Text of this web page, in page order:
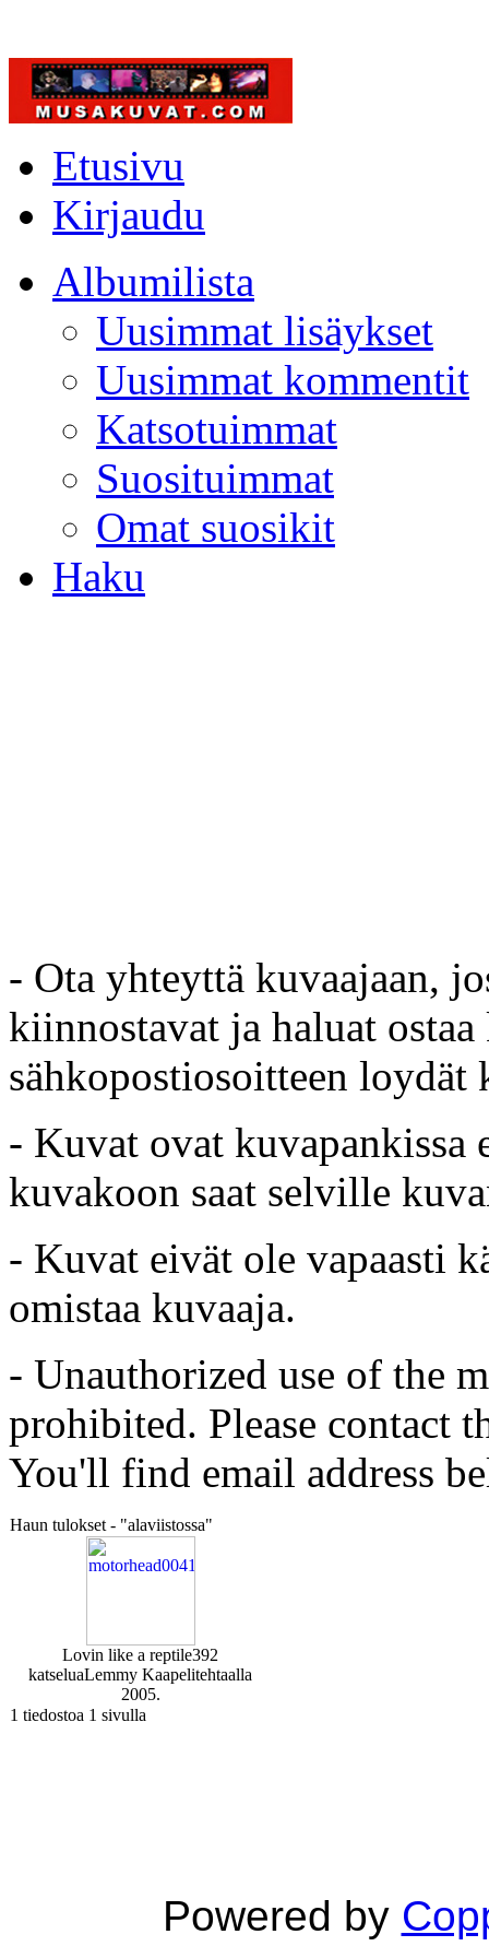
Etusivu
Kirjaudu
Albumilista
Uusimmat lisäykset
Uusimmat kommentit
Katsotuimmat
Suosituimmat
Omat suosikit
Haku
- Ota yhteyttä kuvaajaan,
kiinnostavat ja haluat
sähkopostiosoitteen loydät
- Kuvat ovat kuvapankissa
kuvakoon saat selville
- Kuvat eivät ole vapaasti
omistaa kuvaaja.
- Unauthorized use of the
prohibited. Please contact
You'll find email address
Haun tulokset - "alaviistossa"
Lovin like a reptile392
katseluaLemmy Kaapelitehtaalla
2005.
1 tiedostoa 1 sivulla
Powered by